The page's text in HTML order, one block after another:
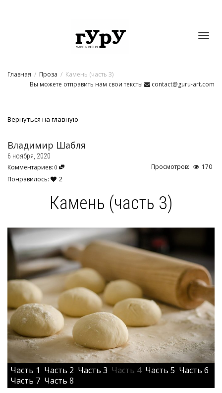
Главная Проза
Камень (часть 3)
Вы можете отправить нам свои тексты
contact@guru-art.com
Вернуться на главную
Владимир Шабля
6 ноября, 2020
Комментариев: 0 Просмотров:
170
Понравилось:
2
Камень (часть 3)
Часть 1 Часть 2 Часть 3 Часть 4 Часть 5 Часть 6
Часть 7 Часть 8